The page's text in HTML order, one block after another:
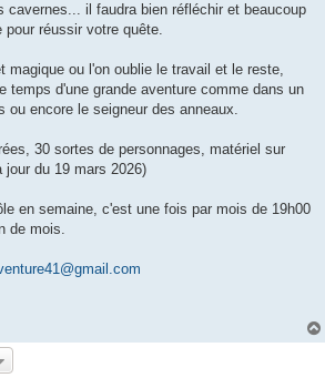
cavernes... il faudra bien réfléchir et beaucoup
pour réussir votre quête.
magique ou l'on oublie le travail et le reste,
temps d'une grande aventure comme dans un
ou encore le seigneur des anneaux.
30 sortes de personnages, matériel sur
du 19 mars 2026)
en semaine, c'est une fois par mois de 19h00
de mois.